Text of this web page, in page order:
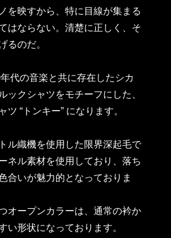
を映すから、特に目線が集まる
はならない。清楚に正しく、そ
るのだ。
代の音楽と共に存在したシカ
ックシャツをモチーフにした、
“トンキー” になります。
ル織機を使用した限界深起毛で
ネル素材を使用しており、落ち
合いが魅力的となっておりま
オープンカラーは、通常の衿か
い形状になっております。